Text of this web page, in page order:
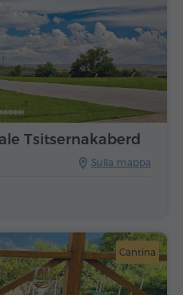
Sulla mappa
Tsitsernakaberd
Cantina